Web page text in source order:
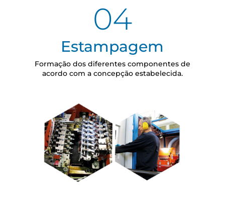
04
Estampagem
Formação dos diferentes componentes de
acordo com a concepção estabelecida.